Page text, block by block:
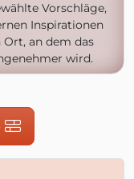
Vorschläge,
Inspirationen
Ort, an dem das
wird.